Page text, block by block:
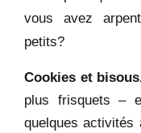
vous avez
petits?
Cookies et
plus frisquets –
quelques activités